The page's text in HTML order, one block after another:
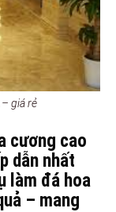
giá rẻ
cương cao
dẫn nhất
làm đá hoa
– mang